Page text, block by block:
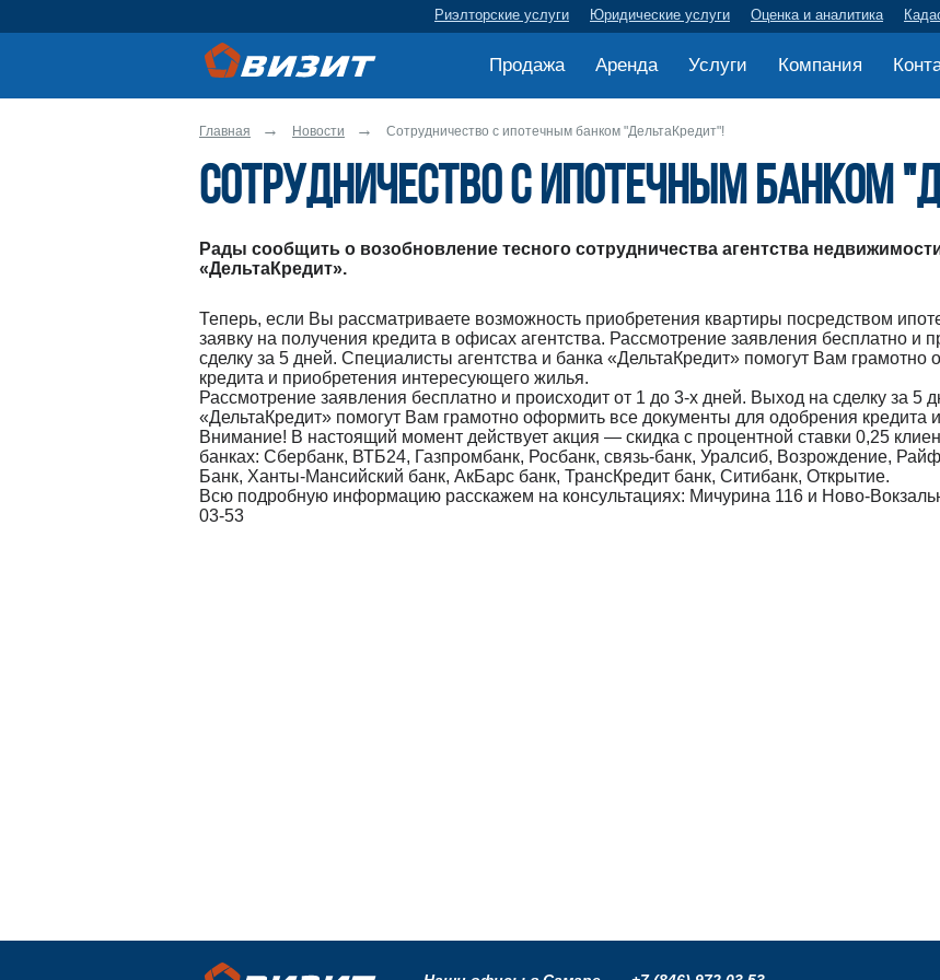
Риэлторские услуги Юридические услуги Оценка и аналитика
Продажа Аренда Услуги Компания
Главная Новости Сотрудничество с ипотечным банком "ДельтаКредит"!
Сотрудничество с ипотечным банком
Рады сообщить о возобновление тесного сотрудничества агентства
«ДельтаКредит».
Теперь, если Вы рассматриваете возможность приобретения квартиры посредством
заявку на получения кредита в офисах агентства. Рассмотрение заявления бесплатно и
сделку за 5 дней. Специалисты агентства и банка «ДельтаКредит» помогут Вам
кредита и приобретения интересующего жилья.
Рассмотрение заявления бесплатно и происходит от 1 до 3-х дней. Выход на сделку за 5
«ДельтаКредит» помогут Вам грамотно оформить все документы для одобрения кредита
Внимание! В настоящий момент действует акция — скидка с процентной ставки 0,25
банках: Сбербанк, ВТБ24, Газпромбанк, Росбанк, связь-банк, Уралсиб, Возрождение,
Банк, Ханты-Мансийский банк, АкБарс банк, ТрансКредит банк, Ситибанк, Открытие.
Всю подробную информацию расскажем на консультациях: Мичурина 116 и Ново-
03-53